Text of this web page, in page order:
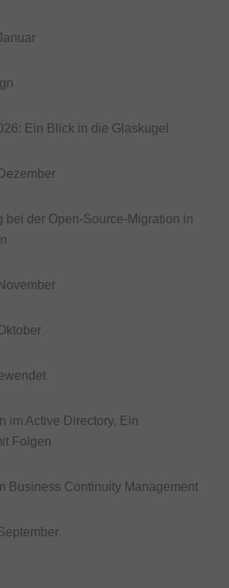
Ein Blick in die Glaskugel
bei der Open-Source-Migration in
im Active Directory. Ein
Folgen
Business Continuity Management